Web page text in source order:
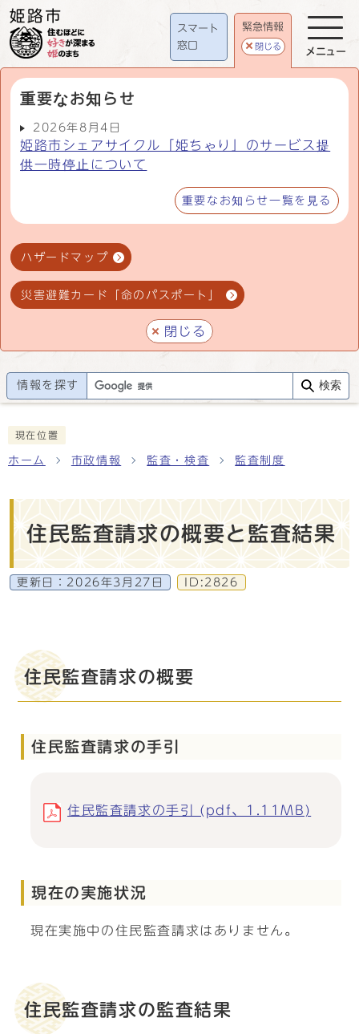
スマート
窓口
緊急情報
閉じる
重要なお知らせ
2026年8月4日
姫路市シェアサイクル「姫ちゃり」のサービス提
供一時停止について
重要なお知らせ一覧を見る
ハザードマップ
災害避難カード「命のパスポート」
閉じる
メニュー
情報を探す 検索
現在位置
ホーム 市政情報 監査・検査 監査制度
住民監査請求の概要と監査結果
更新日： 2026年3月27日 ID:2826
住民監査請求の概要
住民監査請求の手引
住民監査請求の手引 (pdf、1.11MB)
現在の実施状況
現在実施中の住民監査請求はありません。
住民監査請求の監査結果